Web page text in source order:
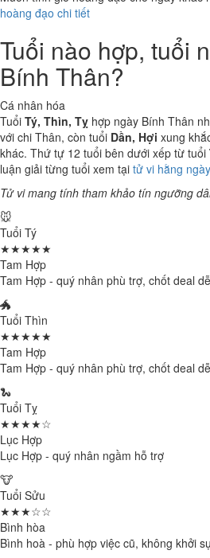
hoàng đạo chi tiết
Tuổi nào hợp, tuổi
Bính Thân?
Cá nhân hóa
Tuổi Tý, Thìn, Tỵ hợp ngày Bính Thân
với chi Thân, còn tuổi Dần, Hợi xung
khác. Thứ tự 12 tuổi bên dưới xếp từ tuổi
luận giải từng tuổi xem tại tử vi hằng
Tử vi mang tính tham khảo tín ngưỡng
🐭
Tuổi Tý
★★★★★
Tam Hợp
Tam Hợp - quý nhân phù trợ, chốt deal
🐲
Tuổi Thìn
★★★★★
Tam Hợp
Tam Hợp - quý nhân phù trợ, chốt deal
🐍
Tuổi Tỵ
★★★★☆
Lục Hợp
Lục Hợp - quý nhân ngầm hỗ trợ
🐮
Tuổi Sửu
★★★☆☆
Bình hòa
Bình hoà - phù hợp việc cũ, không khởi